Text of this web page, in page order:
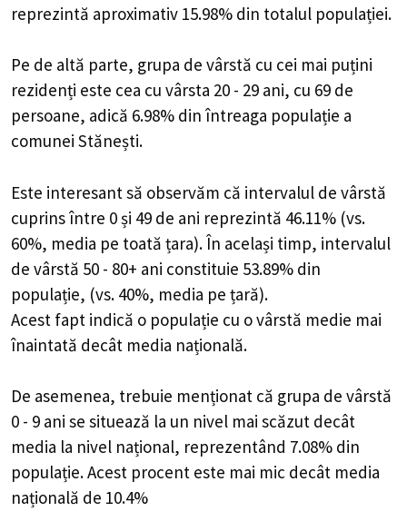
reprezintă aproximativ 15.98% din totalul populației.
Pe de altă parte, grupa de vârstă cu cei mai puțini
rezidenți este cea cu vârsta 20 - 29 ani, cu 69 de
persoane, adică 6.98% din întreaga populație a
comunei Stănești.
Este interesant să observăm că intervalul de vârstă
cuprins între 0 și 49 de ani reprezintă 46.11% (vs.
60%, media pe toată țara). În același timp, intervalul
de vârstă 50 - 80+ ani constituie 53.89% din
populație, (vs. 40%, media pe țară).
Acest fapt indică o populație cu o vârstă medie mai
înaintată decât media națională.
De asemenea, trebuie menționat că grupa de vârstă
0 - 9 ani se situează la un nivel mai scăzut decât
media la nivel național, reprezentând 7.08% din
populație. Acest procent este mai mic decât media
națională de 10.4%